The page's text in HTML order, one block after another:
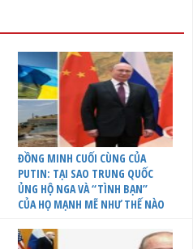
ĐỒNG MINH CUỐI CÙNG CỦA
PUTIN: TẠI SAO TRUNG QUỐC
ỦNG HỘ NGA VÀ “TÌNH BẠN”
CỦA HỌ MẠNH MẼ NHƯ THẾ NÀO